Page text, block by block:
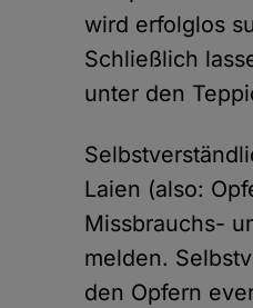
wird erfolglos
Schließlich
unter den
Laien (also:
Missbrauchs-
melden.
den Opfern